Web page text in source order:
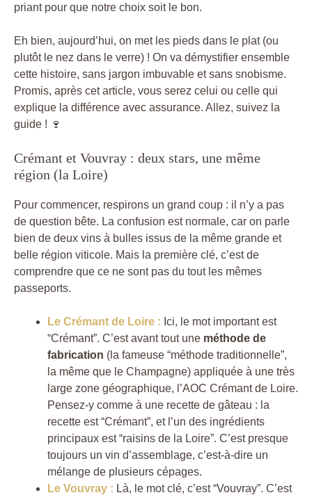
priant pour que notre choix soit le bon.
Eh bien, aujourd’hui, on met les pieds dans le plat (ou
plutôt le nez dans le verre) ! On va démystifier ensemble
cette histoire, sans jargon imbuvable et sans snobisme.
Promis, après cet article, vous serez celui ou celle qui
explique la différence avec assurance. Allez, suivez la
guide ! 🍷
Crémant et Vouvray : deux stars, une même
région (la Loire)
Pour commencer, respirons un grand coup : il n’y a pas
de question bête. La confusion est normale, car on parle
bien de deux vins à bulles issus de la même grande et
belle région viticole. Mais la première clé, c’est de
comprendre que ce ne sont pas du tout les mêmes
passeports.
Le Crémant de Loire : Ici, le mot important est
“Crémant”. C’est avant tout une méthode de
fabrication (la fameuse “méthode traditionnelle”,
la même que le Champagne) appliquée à une très
large zone géographique, l’AOC Crémant de Loire.
Pensez-y comme à une recette de gâteau : la
recette est “Crémant”, et l’un des ingrédients
principaux est “raisins de la Loire”. C’est presque
toujours un vin d’assemblage, c’est-à-dire un
mélange de plusieurs cépages.
Le Vouvray : Là, le mot clé, c’est “Vouvray”. C’est